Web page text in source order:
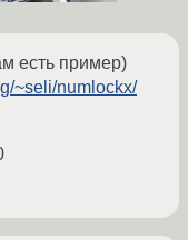
есть пример)
~seli/numlockx/